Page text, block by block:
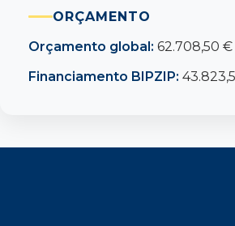
ORÇAMENTO
Orçamento global: 62.708,50 €
Financiamento BIPZIP: